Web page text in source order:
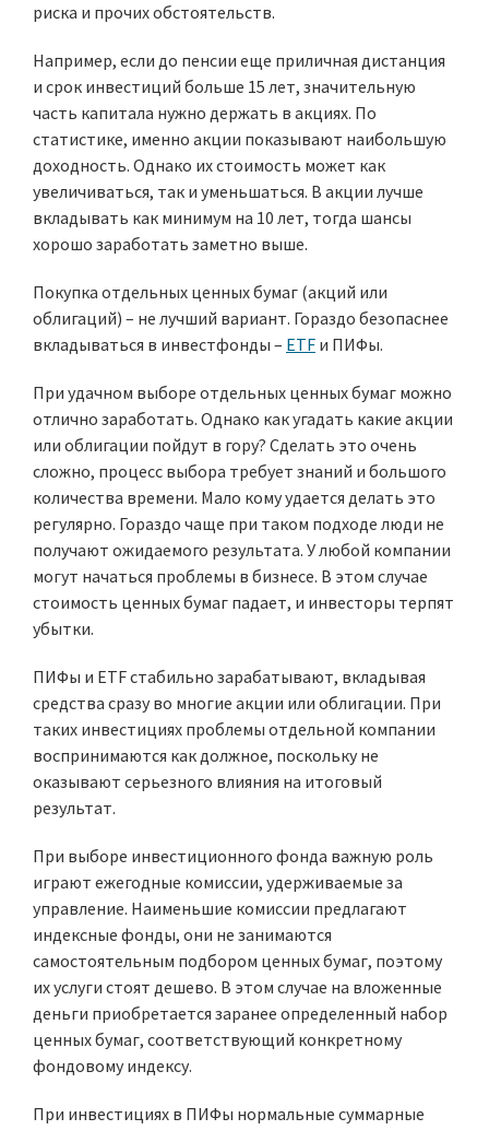
риска и прочих обстоятельств.
Например, если до пенсии еще приличная дистанция
и срок инвестиций больше 15 лет, значительную
часть капитала нужно держать в акциях. По
статистике, именно акции показывают наибольшую
доходность. Однако их стоимость может как
увеличиваться, так и уменьшаться. В акции лучше
вкладывать как минимум на 10 лет, тогда шансы
хорошо заработать заметно выше.
Покупка отдельных ценных бумаг (акций или
облигаций) – не лучший вариант. Гораздо безопаснее
вкладываться в инвестфонды – ETF и ПИФы.
При удачном выборе отдельных ценных бумаг можно
отлично заработать. Однако как угадать какие акции
или облигации пойдут в гору? Сделать это очень
сложно, процесс выбора требует знаний и большого
количества времени. Мало кому удается делать это
регулярно. Гораздо чаще при таком подходе люди не
получают ожидаемого результата. У любой компании
могут начаться проблемы в бизнесе. В этом случае
стоимость ценных бумаг падает, и инвесторы терпят
убытки.
ПИФы и ETF стабильно зарабатывают, вкладывая
средства сразу во многие акции или облигации. При
таких инвестициях проблемы отдельной компании
воспринимаются как должное, поскольку не
оказывают серьезного влияния на итоговый
результат.
При выборе инвестиционного фонда важную роль
играют ежегодные комиссии, удерживаемые за
управление. Наименьшие комиссии предлагают
индексные фонды, они не занимаются
самостоятельным подбором ценных бумаг, поэтому
их услуги стоят дешево. В этом случае на вложенные
деньги приобретается заранее определенный набор
ценных бумаг, соответствующий конкретному
фондовому индексу.
При инвестициях в ПИФы нормальные суммарные